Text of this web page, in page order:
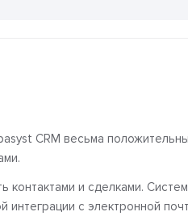
CRM весьма
контактами и сделками.
с электронной